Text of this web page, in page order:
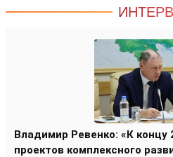
Владимир Ревенко: «К концу
проектов комплексного